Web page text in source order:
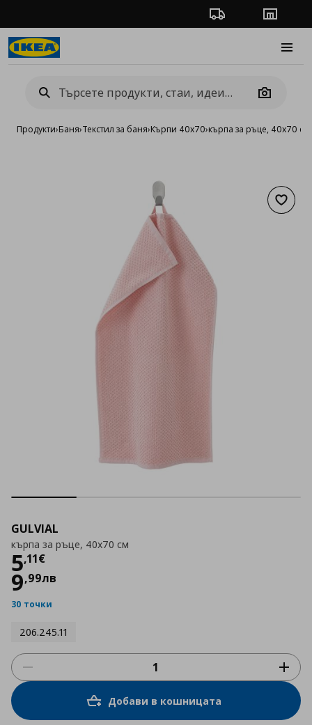
Проследяване на
Camera
Продукти›Баня›Текстил за баня›Кърпи 40х70›кърпа за ръце, 40x70 см
GULVIAL
кърпа за ръце, 40x70 см
5,11€
Цена
9,99лв
30 точки
206.245.11
Добави в кошницата